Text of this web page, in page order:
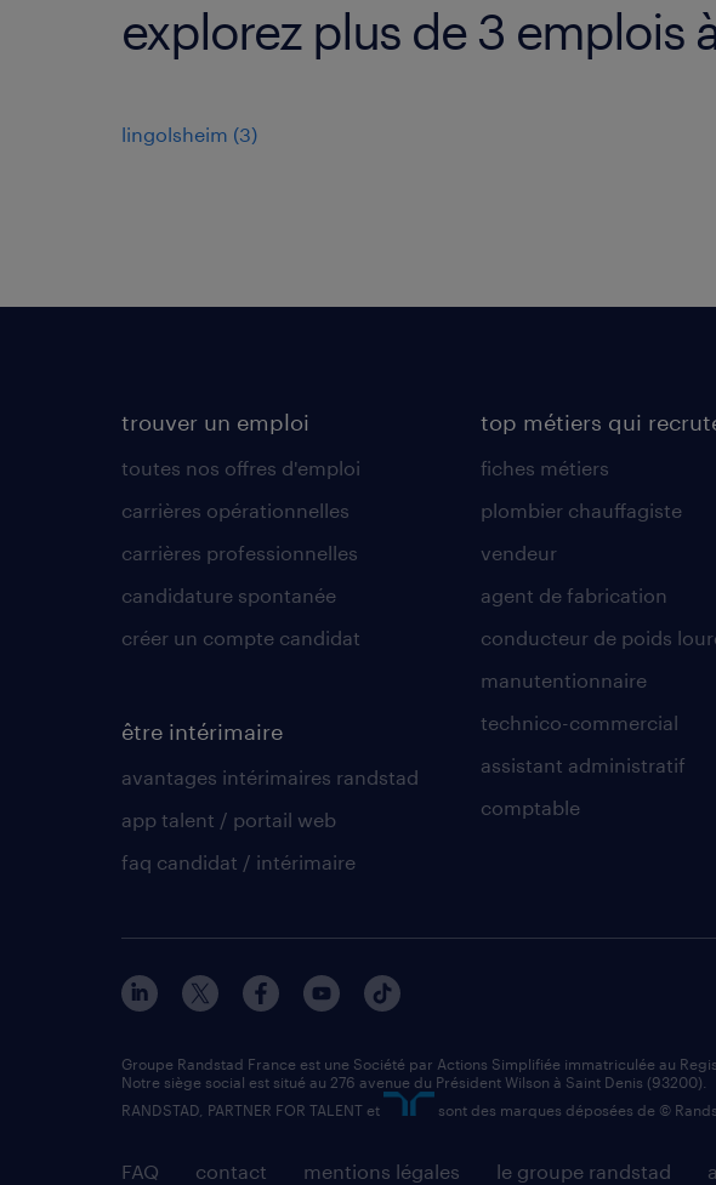
explorez plus de 3 emplois
lingolsheim (3)
trouver un emploi
toutes nos offres d'emploi
carrières opérationnelles
carrières professionnelles
candidature spontanée
créer un compte candidat
être intérimaire
avantages intérimaires randstad
app talent / portail web
faq candidat / intérimaire
top métiers qui
fiches métiers
plombier chauffagiste
vendeur
agent de fabrication
conducteur de poids
manutentionnaire
technico-commercial
assistant administratif
comptable
FAQ contact mentions légales le groupe randstad
Groupe Randstad France est une Société par Actions Simplifiée immatriculée au
Notre siège social est situé au 276 avenue du Président Wilson à Saint Denis (93200).
RANDSTAD, PARTNER FOR TALENT et
sont des marques déposées de ©